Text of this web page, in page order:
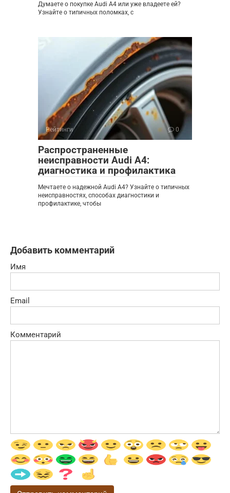
Думаете о покупке Audi A4 или уже владеете ей?
Узнайте о типичных поломках, с
Рейтинги 0
Распространенные
неисправности Audi A4:
диагностика и профилактика
Мечтаете о надежной Audi A4? Узнайте о типичных
неисправностях, способах диагностики и
профилактике, чтобы
Добавить комментарий
Имя
Email
Комментарий